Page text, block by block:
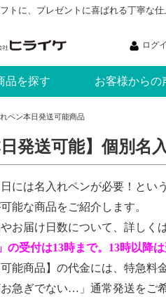
トに、プレゼントに喜ばれる丁寧な仕
ログ
品を探す お客様からの
ペン本日発送可能商品
発送可能】個別名
には名入れペンが必要！とい
能な商品をご紹介します。
お届け日数について、詳しく
の受付は13時まで。13時以降
能商品 】の代金には、特急料
お急ぎでない…」通常発送をご